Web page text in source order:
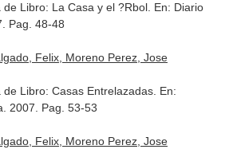
de Libro: La Casa y el ?Rbol. En: Diario
Pag. 48-48
Felix, Moreno Perez, Jose
de Libro: Casas Entrelazadas. En:
. 2007. Pag. 53-53
Felix, Moreno Perez, Jose